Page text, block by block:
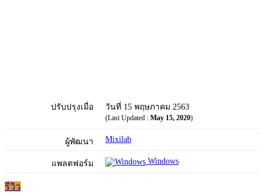
ปรับปรุงเมื่อ วันที่ 15 พฤษภาคม 2563
(Last Updated : May 15, 2020)
ผู้พัฒนา Mixilab
แพลตฟอร์ม Windows
รีวิว